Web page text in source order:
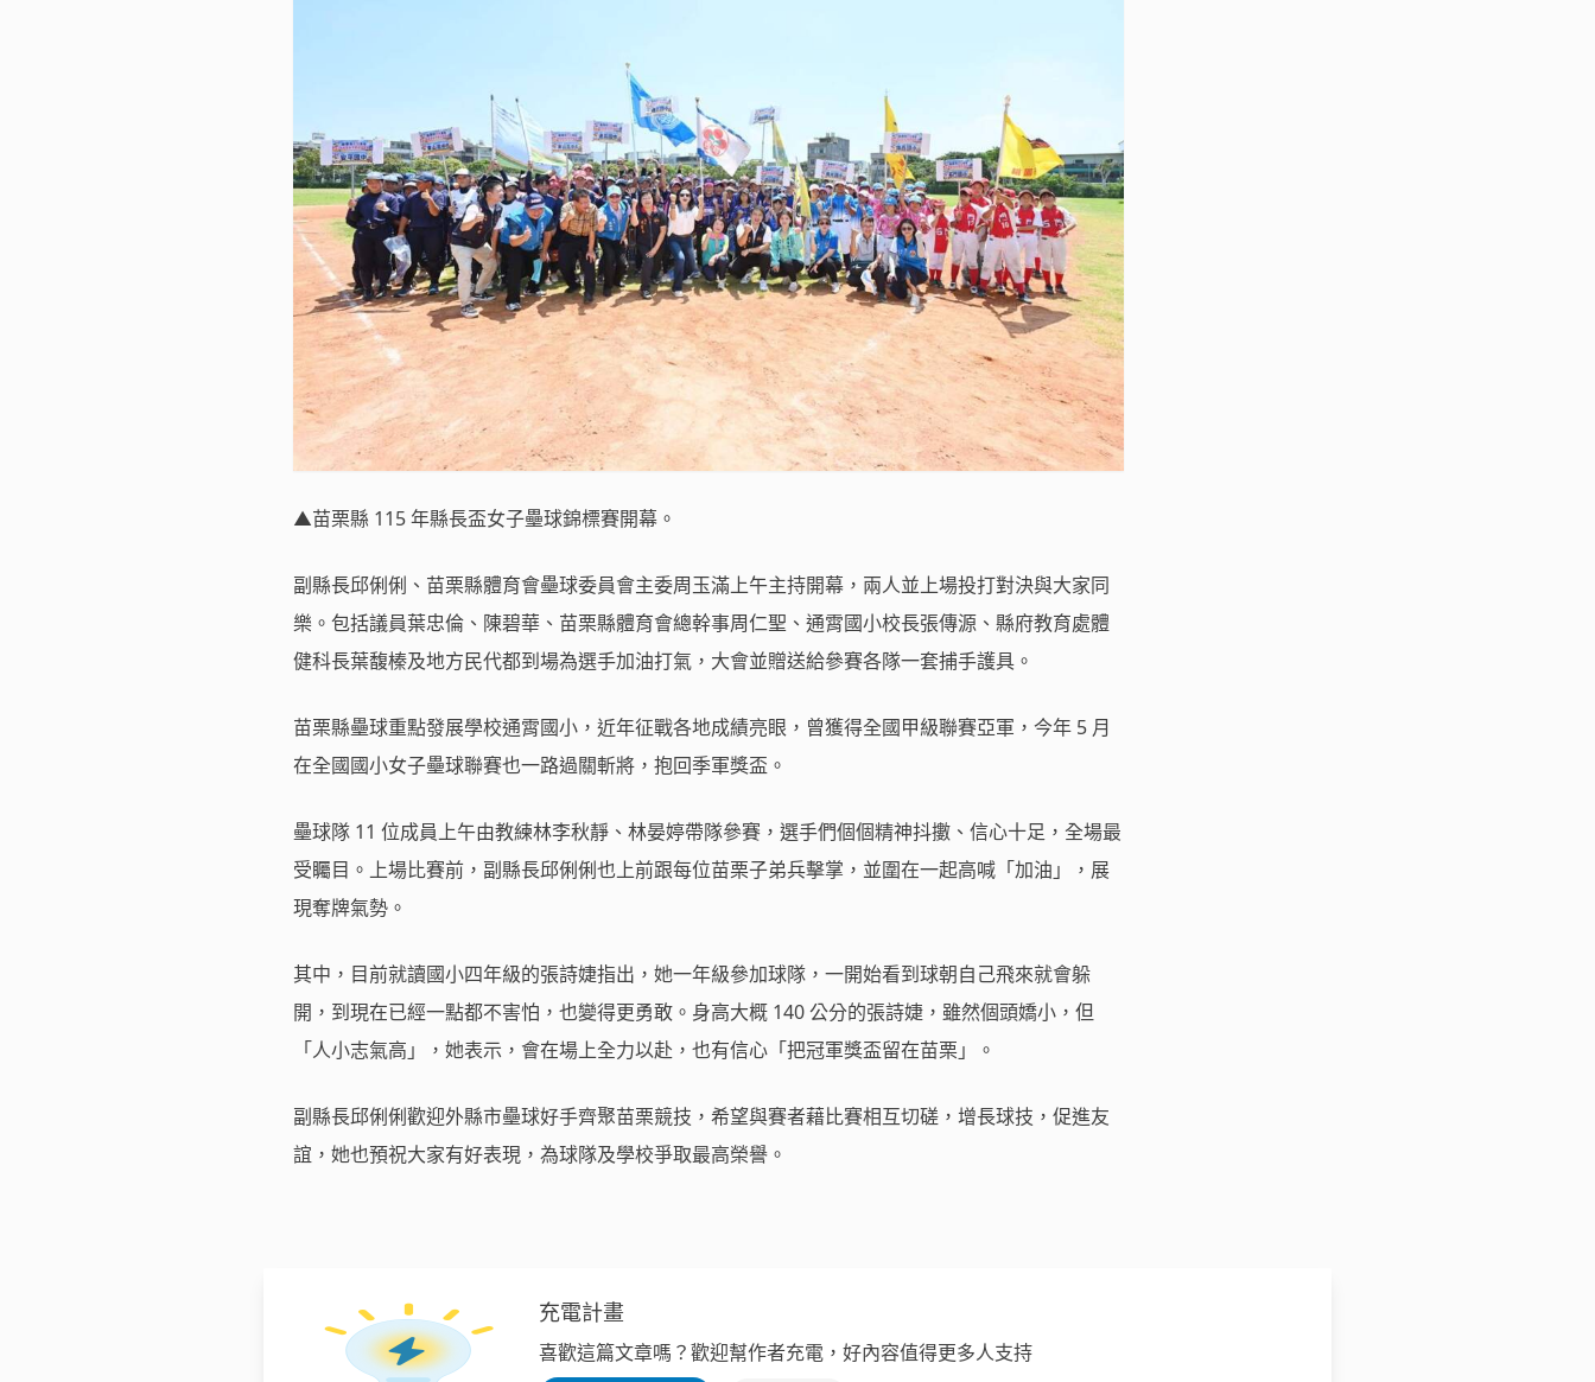
▲苗栗縣 115 年縣長盃女子壘球錦標賽開幕。
副縣長邱俐俐、苗栗縣體育會壘球委員會主委周玉滿上午主持開幕，兩人並上場投打對決與大家同
樂。包括議員葉忠倫、陳碧華、苗栗縣體育會總幹事周仁聖、通霄國小校長張傳源、縣府教育處體
健科長葉馥榛及地方民代都到場為選手加油打氣，大會並贈送給參賽各隊一套捕手護具。
苗栗縣壘球重點發展學校通霄國小，近年征戰各地成績亮眼，曾獲得全國甲級聯賽亞軍，今年 5 月
在全國國小女子壘球聯賽也一路過關斬將，抱回季軍獎盃。
壘球隊 11 位成員上午由教練林李秋靜、林晏婷帶隊參賽，選手們個個精神抖擻、信心十足，全場最
受矚目。上場比賽前，副縣長邱俐俐也上前跟每位苗栗子弟兵擊掌，並圍在一起高喊「加油」，展
現奪牌氣勢。
其中，目前就讀國小四年級的張詩婕指出，她一年級參加球隊，一開始看到球朝自己飛來就會躲
開，到現在已經一點都不害怕，也變得更勇敢。身高大概 140 公分的張詩婕，雖然個頭嬌小，但
「人小志氣高」，她表示，會在場上全力以赴，也有信心「把冠軍獎盃留在苗栗」。
副縣長邱俐俐歡迎外縣市壘球好手齊聚苗栗競技，希望與賽者藉比賽相互切磋，增長球技，促進友
誼，她也預祝大家有好表現，為球隊及學校爭取最高榮譽。
充電計畫
喜歡這篇文章嗎？歡迎幫作者充電，好內容值得更多人支持